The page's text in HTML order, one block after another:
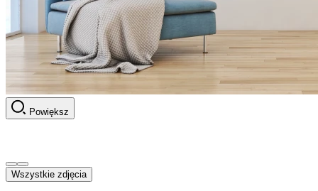
Powiększ
Wszystkie zdjęcia